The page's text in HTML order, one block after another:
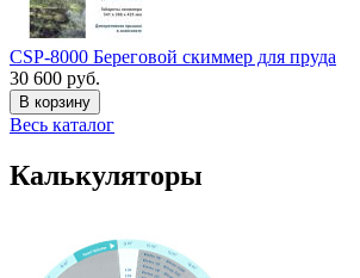
CSP-8000 Береговой скиммер для пруда
30 600 руб.
В корзину
Весь каталог
Калькуляторы